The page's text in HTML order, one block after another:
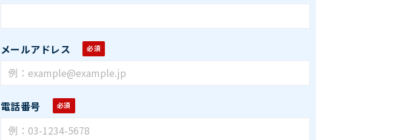
メールアドレス
電話番号